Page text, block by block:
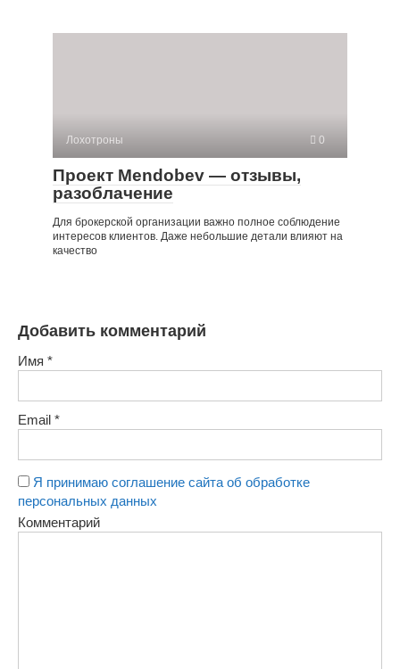
Лохотроны 0
Проект Mendobev — отзывы,
разоблачение
Для брокерской организации важно полное соблюдение
интересов клиентов. Даже небольшие детали влияют на
качество
Добавить комментарий
Имя *
Email *
Я принимаю соглашение сайта об обработке
персональных данных
Комментарий